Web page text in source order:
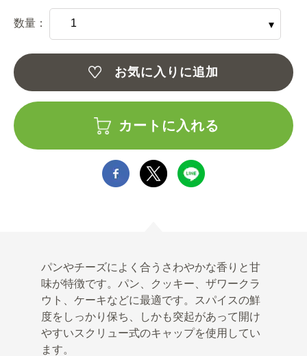
数量：
お気に入りに追加
カートに入れる
パンやチーズによく合うさわやかな香りと甘
味が特徴です。パン、クッキー、ザワークラ
ウト、ケーキなどに最適です。スパイスの鮮
度をしっかり保ち、しかも突起があって開け
やすいスクリュー式のキャップを使用してい
ます。